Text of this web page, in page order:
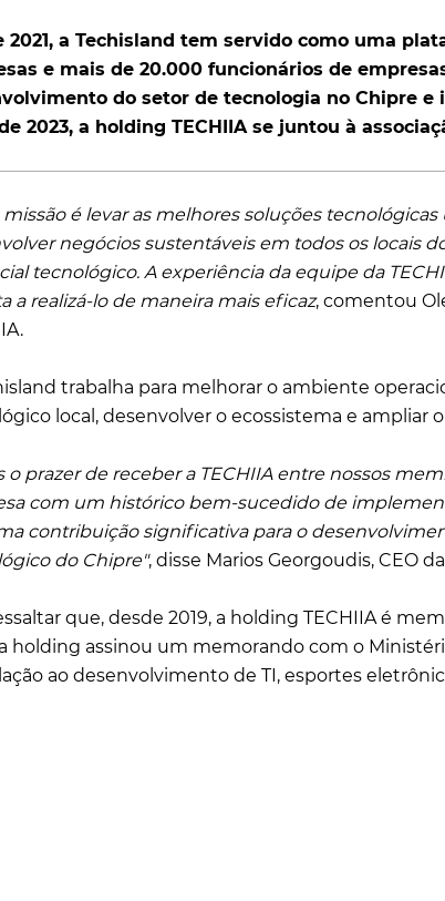
2021, a Techisland tem servido como uma
e mais de 20.000 funcionários de
do setor de tecnologia no Chipre e
2023, a holding TECHIIA se juntou à
missão é levar as melhores soluções
negócios sustentáveis em todos os locais
tecnológico. A experiência da equipe da
a realizá-lo de maneira mais eficaz, comentou
trabalha para melhorar o ambiente
local, desenvolver o ecossistema e ampliar
o prazer de receber a TECHIIA entre nossos
com um histórico bem-sucedido de
contribuição significativa para o
do Chipre", disse Marios Georgoudis, CEO
que, desde 2019, a holding TECHIIA é
holding assinou um memorando com o
ao desenvolvimento de TI, esportes